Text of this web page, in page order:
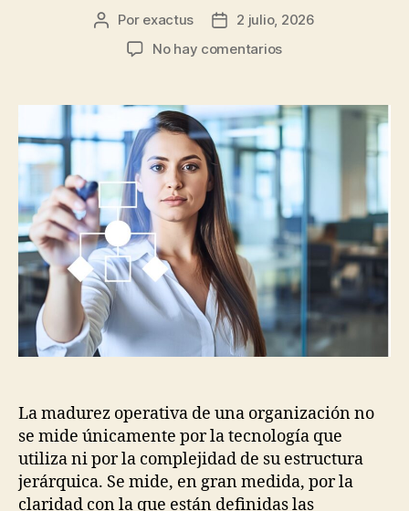
Por exactus
2 julio, 2026
No hay comentarios
La madurez operativa de una organización no
se mide únicamente por la tecnología que
utiliza ni por la complejidad de su estructura
jerárquica. Se mide, en gran medida, por la
claridad con la que están definidas las